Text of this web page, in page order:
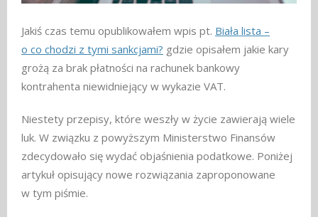
Jakiś czas temu opublikowałem wpis pt. Biała lista –
o co chodzi z tymi sankcjami? gdzie opisałem jakie kary
grożą za brak płatności na rachunek bankowy
kontrahenta niewidniejący w wykazie VAT.
Niestety przepisy, które weszły w życie zawierają wiele
luk. W związku z powyższym Ministerstwo Finansów
zdecydowało się wydać objaśnienia podatkowe. Poniżej
artykuł opisujący nowe rozwiązania zaproponowane
w tym piśmie.